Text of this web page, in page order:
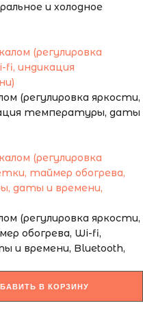
и холодное
(регулировка яркости,
температуры, даты
(регулировка яркости,
обогрева, Wi-fi,
и времени, Bluetooth,
В КОРЗИНУ